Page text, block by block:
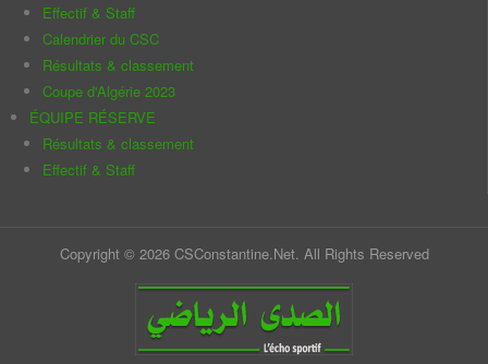
Effectif & Staff
Calendrier du CSC
Résultats & classement
Coupe d'Algérie 2023
ÉQUIPE RÉSERVE
Résultats & classement
Effectif & Staff
Copyright © 2026 CSConstantine.Net. All Rights Reserved